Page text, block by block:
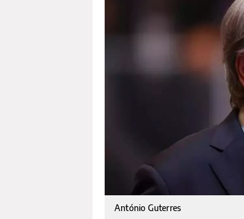
António Guterres